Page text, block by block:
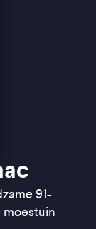
zonder
-
91-
moestuin